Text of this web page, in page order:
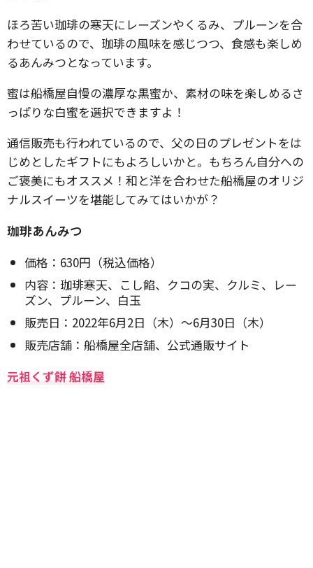
ほろ苦い珈琲の寒天にレーズンやくるみ、プルーンを合
わせているので、珈琲の風味を感じつつ、食感も楽しめ
るあんみつとなっています。
蜜は船橋屋自慢の濃厚な黒蜜か、素材の味を楽しめるさ
っぱりな白蜜を選択できますよ！
通信販売も行われているので、父の日のプレゼントをは
じめとしたギフトにもよろしいかと。もちろん自分への
ご褒美にもオススメ！和と洋を合わせた船橋屋のオリジ
ナルスイーツを堪能してみてはいかが？
珈琲あんみつ
価格：630円（税込価格）
内容：珈琲寒天、こし餡、クコの実、クルミ、レー
ズン、プルーン、白玉
販売日：2022年6月2日（木）～6月30日（木）
販売店舗：船橋屋全店舗、公式通販サイト
元祖くず餅 船橋屋